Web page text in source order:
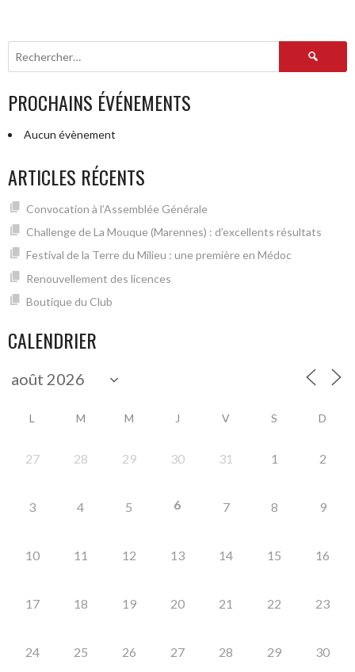
Rechercher :
PROCHAINS ÉVÉNEMENTS
Aucun évènement
ARTICLES RÉCENTS
Convocation à l’Assemblée Générale
Challenge de La Mouque (Marennes) : d’excellents résultats
Festival de la Terre du Milieu : une première en Médoc
Renouvellement des licences
Boutique du Club
CALENDRIER
L M M J V S D
27 28 29 30 31 1 2
3 4 5 6 7 8 9
10 11 12 13 14 15 16
17 18 19 20 21 22 23
24 25 26 27 28 29 30